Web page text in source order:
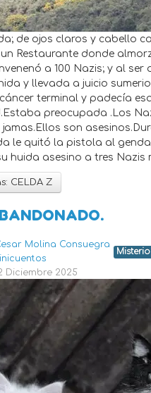
de ojos claros y cabello
Restaurante donde
a 100 Nazis; y al
y llevada a juicio
terminal y padecía
preocupada .Los
son
le quitó la pistola al
huida asesino a tres Nazis
CELDA Z
Molina Consuegra
Diciembre 2025
Misterio